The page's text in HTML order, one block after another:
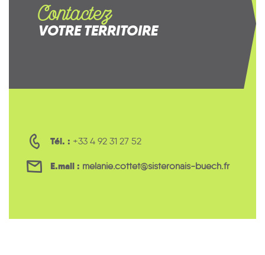
Contactez
VOTRE TERRITOIRE
Tél. : +33 4 92 31 27 52
E.mail : melanie.cottet@sisteronais-buech.fr